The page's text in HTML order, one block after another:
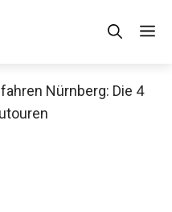
Nürnberg: Die 4